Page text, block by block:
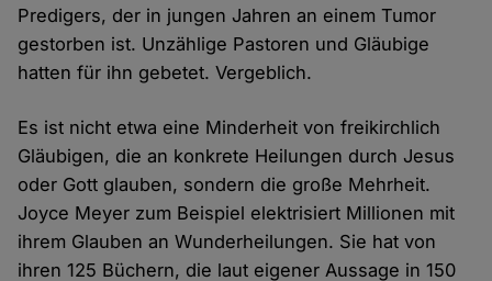
Predigers, der in jungen Jahren an einem Tumor
gestorben ist. Unzählige Pastoren und Gläubige
hatten für ihn gebetet. Vergeblich.
Es ist nicht etwa eine Minderheit von freikirchlich
Gläubigen, die an konkrete Heilungen durch Jesus
oder Gott glauben, sondern die große Mehrheit.
Joyce Meyer zum Beispiel elektrisiert Millionen mit
ihrem Glauben an Wunderheilungen. Sie hat von
ihren 125 Büchern, die laut eigener Aussage in 150